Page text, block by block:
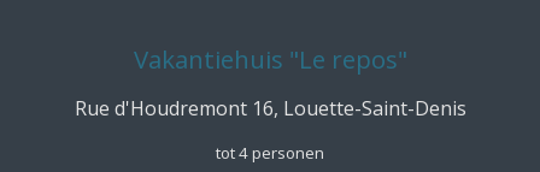
Vakantiehuis "Le repos"
Rue d'Houdremont 16, Louette-Saint-Denis
tot 4 personen